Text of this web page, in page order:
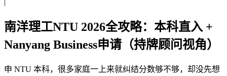
南洋理工NTU 2026全攻略：本科直入 +
Nanyang Business申请（持牌顾问视角）
申 NTU 本科，很多家庭一上来就纠结分数够不够，却没先想